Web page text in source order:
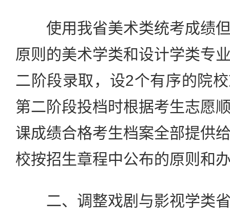
使用我省美术类统考成绩但
原则的美术学类和设计学类专
二阶段录取，设2个有序的院
第二阶段投档时根据考生志愿
课成绩合格考生档案全部提供
校按招生章程中公布的原则和
二、调整戏剧与影视学类省